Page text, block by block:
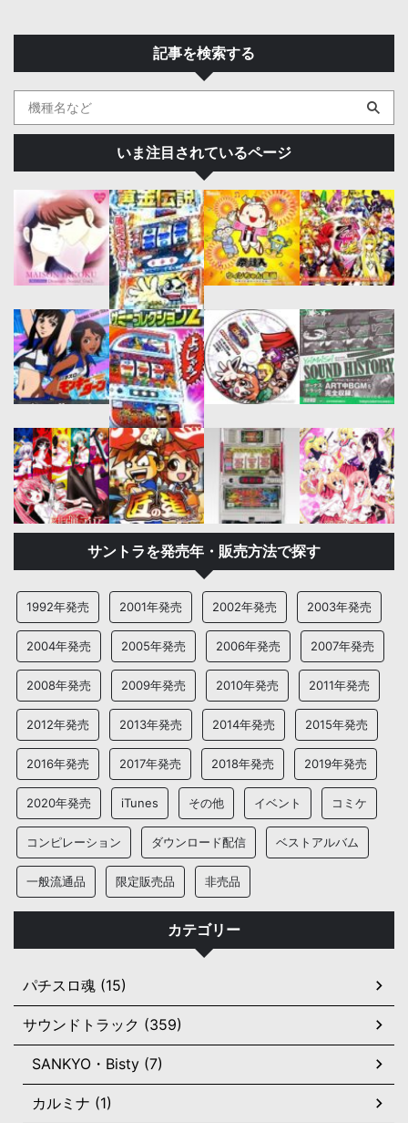
記事を検索する
いま注目されているページ
サントラを発売年・販売方法で探す
1992年発売 2001年発売 2002年発売 2003年発売
2004年発売 2005年発売 2006年発売 2007年発売
2008年発売 2009年発売 2010年発売 2011年発売
2012年発売 2013年発売 2014年発売 2015年発売
2016年発売 2017年発売 2018年発売 2019年発売
2020年発売 iTunes その他 イベント コミケ
コンピレーション ダウンロード配信 ベストアルバム
一般流通品 限定販売品 非売品
カテゴリー
パチスロ魂 (15)
サウンドトラック (359)
SANKYO・Bisty (7)
カルミナ (1)